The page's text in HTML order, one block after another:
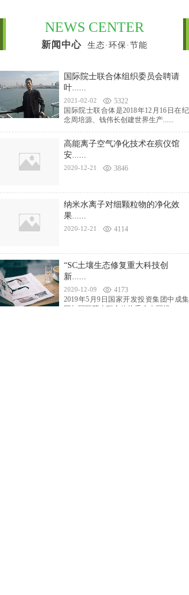
NEWS CENTER
新闻中心 生态·环保·节能
国际院士联合体组织委员会聘请
叶......
2021-02-02
5322
国际院士联合体是2018年12月16日在纪
念周培源、钱伟长创建世界生产......
高能离子空气净化技术在殡仪馆
安......
2020-12-21 3846
纳米水离子对细颗粒物的净化效
果......
2020-12-21 4114
“SC土壤生态修复重大科技创
新......
2020-12-09
4173
2019年5月9日国家开发投资集团中成集
团与国际院士联合体执委会在国投......